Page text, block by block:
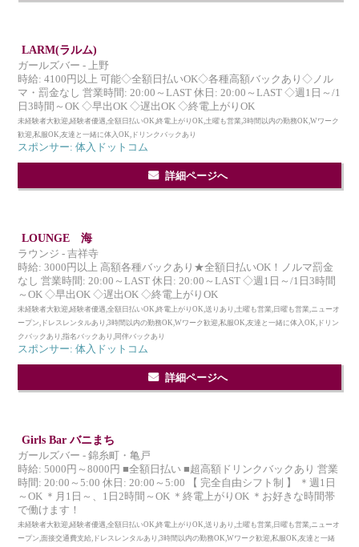
LARM(ラルム)
ガールズバー - 上野
時給: 4100円以上 可能◇全額日払いOK◇各種高額バックあり◇ノル
マ・罰金なし 営業時間: 20:00～LAST 休日: 20:00～LAST ◇週1日～/1
日3時間～OK ◇早出OK ◇遅出OK ◇終電上がりOK
未経験者大歓迎,経験者優遇,全額日払いOK,終電上がりOK,土曜も営業,3時間以内の勤務OK,Wワーク
歓迎,私服OK,友達と一緒に体入OK,ドリンクバックあり
スポンサー: 体入ドットコム
詳細ページへ
LOUNGE 海
ラウンジ - 吉祥寺
時給: 3000円以上 高額各種バックあり★全額日払いOK！ノルマ罰金
なし 営業時間: 20:00～LAST 休日: 20:00～LAST ◇週1日～/1日3時間
～OK ◇早出OK ◇遅出OK ◇終電上がりOK
未経験者大歓迎,経験者優遇,全額日払いOK,終電上がりOK,送りあり,土曜も営業,日曜も営業,ニューオ
ープン,ドレスレンタルあり,3時間以内の勤務OK,Wワーク歓迎,私服OK,友達と一緒に体入OK,ドリン
クバックあり,指名バックあり,同伴バックあり
スポンサー: 体入ドットコム
詳細ページへ
Girls Bar バニまち
ガールズバー - 錦糸町・亀戸
時給: 5000円～8000円 ■全額日払い ■超高額ドリンクバックあり 営業
時間: 20:00～5:00 休日: 20:00～5:00 【 完全自由シフト制 】 ＊週1日
～OK ＊月1日～、1日2時間～OK ＊終電上がりOK ＊お好きな時間帯
で働けます！
未経験者大歓迎,経験者優遇,全額日払いOK,終電上がりOK,送りあり,土曜も営業,日曜も営業,ニューオ
ープン,面接交通費支給,ドレスレンタルあり,3時間以内の勤務OK,Wワーク歓迎,私服OK,友達と一緒